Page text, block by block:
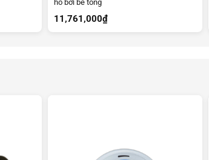
hồ bơi bê tông
11,761,000₫